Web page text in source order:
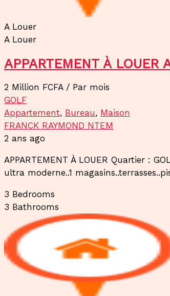
A Louer
A Louer
APPARTEMENT À LOUER
2 Million FCFA / Par mois
GOLF
Appartement, Bureau, Maison
FRANCK RAYMOND NTEM
2 ans ago
APPARTEMENT À LOUER Quartier :
ultra moderne..1
3 Bedrooms
3 Bathrooms